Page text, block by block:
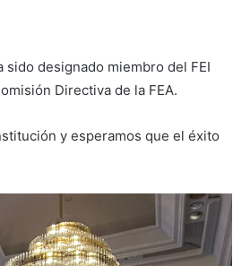
sido designado miembro del FEI
Directiva de la FEA.
y esperamos que el éxito